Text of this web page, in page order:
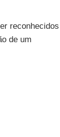
reconhecidos
de um